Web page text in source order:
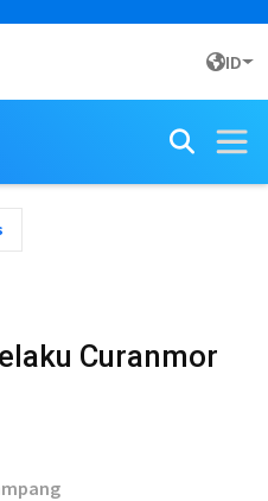
ID
Curanmor